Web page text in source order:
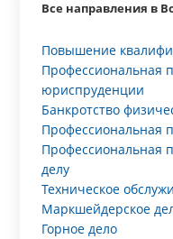
Все направления в
Повышение
Профессиональная
юриспруденции
Банкротство
Профессиональная
Профессиональная
делу
Техническое
Маркшейдерское
Горное дело